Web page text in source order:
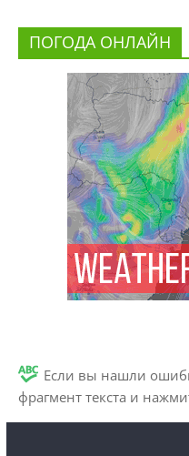
ПОГОДА ОНЛАЙН
Если вы нашли
фрагмент текста и